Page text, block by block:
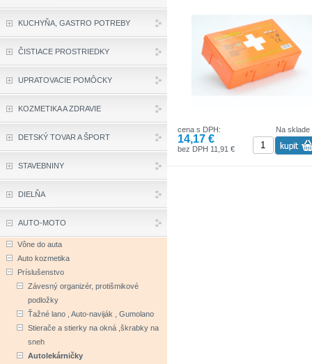
Na sklade
cena s DPH:
14,17 €
bez DPH 11,91 €
KUCHYŇA, GASTRO POTREBY
ČISTIACE PROSTRIEDKY
UPRATOVACIE POMÔCKY
KOZMETIKA A ZDRAVIE
DETSKÝ TOVAR A ŠPORT
STAVEBNINY
DIELŇA
AUTO-MOTO
Vône do auta
Auto kozmetika
Príslušenstvo
Závesný organizér, protišmikové
podložky
Ťažné lano , Auto-naviják , Gumolano
Stierače a stierky na okná ,škrabky na
sneh
Autolekárničky